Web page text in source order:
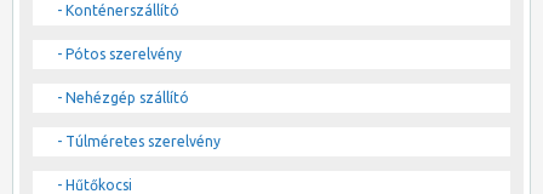
- Konténerszállító
- Pótos szerelvény
- Nehézgép szállító
- Túlméretes szerelvény
- Hűtőkocsi